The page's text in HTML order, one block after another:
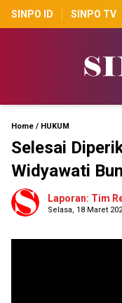
SINPO ID SINPO TV
Home / HUKUM
Selesai
Widyawati
Laporan: Tim
Selasa, 18 Maret